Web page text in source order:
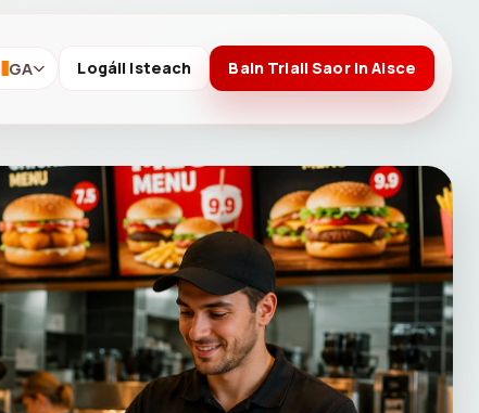
GA Logáil Isteach Bain Triail Saor in Aisce